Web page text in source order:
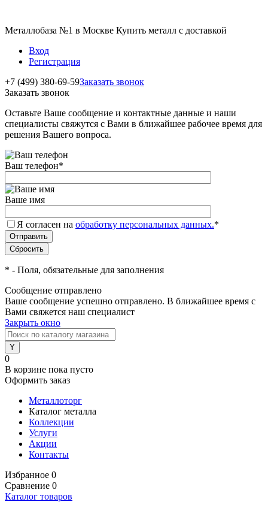
Металлобаза №1 в Москве Купить металл с доставкой
Вход
Регистрация
+7 (499) 380-69-59Заказать звонок
Заказать звонок
Оставьте Ваше сообщение и контактные данные и наши
специалисты свяжутся с Вами в ближайшее рабочее время для
решения Вашего вопроса.
Ваш телефон*
Ваше имя
Я согласен на обработку персональных данных.*
* - Поля, обязательные для заполнения
Сообщение отправлено
Ваше сообщение успешно отправлено. В ближайшее время с
Вами свяжется наш специалист
Закрыть окно
0
В корзине пока пусто
Оформить заказ
Металлоторг
Каталог металла
Коллекции
Услуги
Акции
Контакты
Избранное 0
Сравнение 0
Каталог товаров